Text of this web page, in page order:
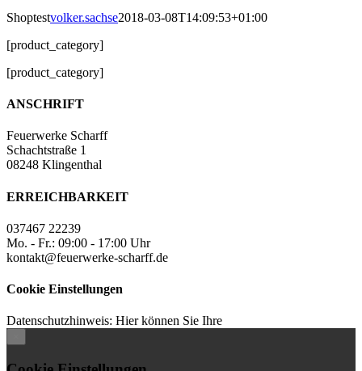
Shoptestvolker.sachse2018-03-08T14:09:53+01:00
[product_category]
[product_category]
ANSCHRIFT
Feuerwerke Scharff
Schachtstraße 1
08248 Klingenthal
ERREICHBARKEIT
037467 22239
Mo. - Fr.: 09:00 - 17:00 Uhr
kontakt@feuerwerke-scharff.de
Cookie Einstellungen
Datenschutzhinweis: Hier können Sie Ihre